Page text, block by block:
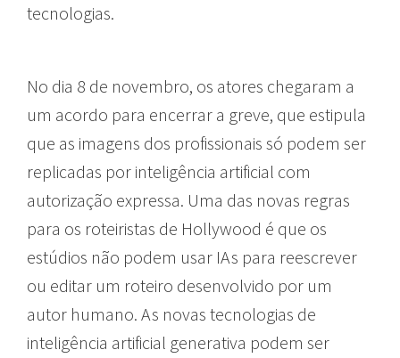
tecnologias.
No dia 8 de novembro, os atores chegaram a
um acordo para encerrar a greve, que estipula
que as imagens dos profissionais só podem ser
replicadas por inteligência artificial com
autorização expressa. Uma das novas regras
para os roteiristas de Hollywood é que os
estúdios não podem usar IAs para reescrever
ou editar um roteiro desenvolvido por um
autor humano. As novas tecnologias de
inteligência artificial generativa podem ser